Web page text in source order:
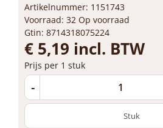
Artikelnummer: 1151743
Voorraad: 32 Op voorraad
Gtin: 8714318075224
€ 5,19 incl. BTW
Prijs per 1 stuk
-